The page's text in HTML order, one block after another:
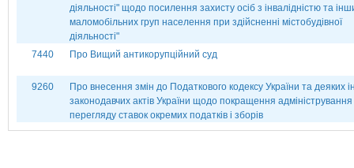
діяльності" щодо посилення захисту осіб з інвалідністю та
маломобільних груп населення при здійсненні містобудівної
діяльності"
7440
Про Вищий антикорупційний суд
9260
Про внесення змін до Податкового кодексу України та деяких
законодавчих актів України щодо покращення
перегляду ставок окремих податків і зборів